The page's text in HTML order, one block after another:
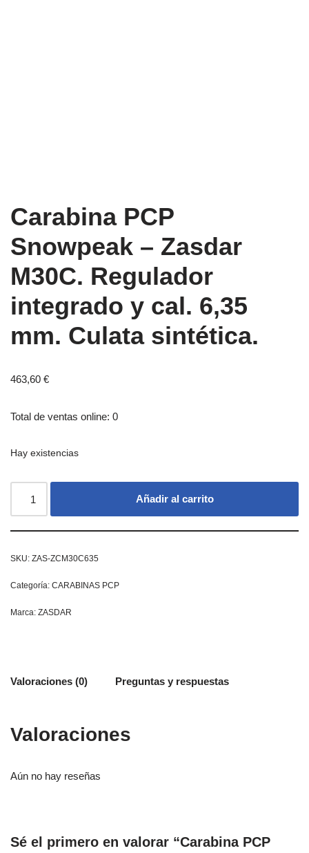
Carabina PCP
Snowpeak – Zasdar
M30C. Regulador
integrado y cal. 6,35
mm. Culata sintética.
463,60 €
Total de ventas online: 0
Hay existencias
Añadir al carrito
SKU: ZAS-ZCM30C635
Categoría: CARABINAS PCP
Marca: ZASDAR
Valoraciones (0) Preguntas y respuestas
Valoraciones
Aún no hay reseñas
Sé el primero en valorar “Carabina PCP